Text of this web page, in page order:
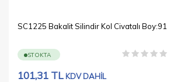
SC1225 Bakalit Silindir Kol Civatalı Boy:91
STOKTA
101,31 TL KDV DAHİL